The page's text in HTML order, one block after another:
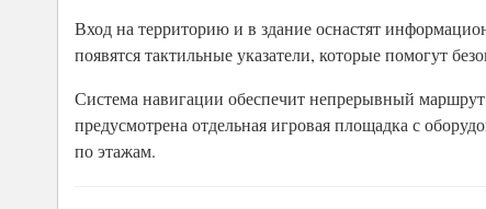
Вход на территорию и в здание оснастят
появятся тактильные указатели, которые помогут
Система навигации обеспечит непрерывный
предусмотрена отдельная игровая площадка с
по этажам.